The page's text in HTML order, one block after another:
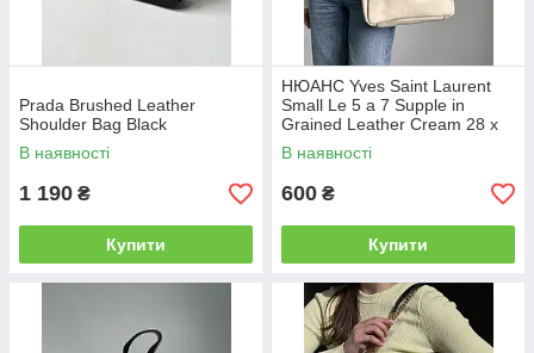
Prada Brushed Leather
Shoulder Bag Black
В наявності
1 190 ₴
Купити
НЮАНС Yves Saint Laurent
Small Le 5 a 7 Supple in
Grained Leather Cream 28 х
28 х 8 см
В наявності
600 ₴
Купити